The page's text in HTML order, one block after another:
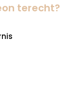
terecht?